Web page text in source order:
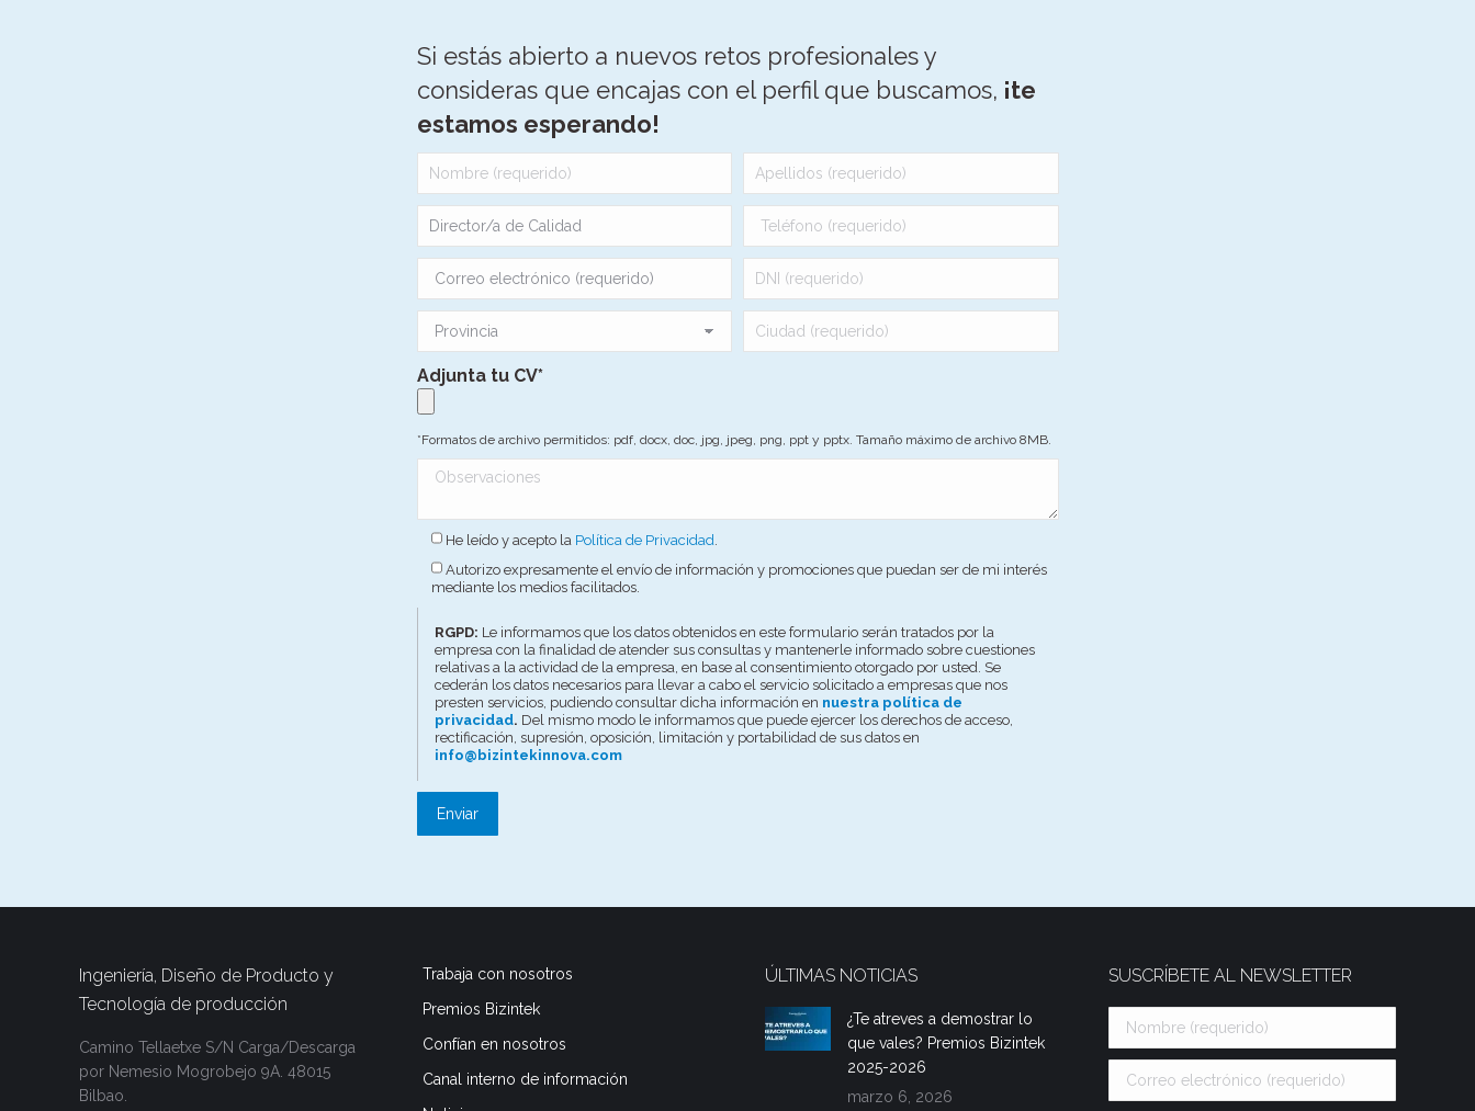
Si estás abierto a nuevos retos profesionales y
consideras que encajas con el perfil que buscamos, ¡te
estamos esperando!
Adjunta tu CV*
*Formatos de archivo permitidos: pdf, docx, doc, jpg, jpeg, png, ppt y pptx. Tamaño máximo de archivo 8MB.
He leído y acepto la Política de Privacidad.
Autorizo expresamente el envío de información y promociones que puedan ser de mi interés
mediante los medios facilitados.
RGPD: Le informamos que los datos obtenidos en este formulario serán tratados por la
empresa con la finalidad de atender sus consultas y mantenerle informado sobre cuestiones
relativas a la actividad de la empresa, en base al consentimiento otorgado por usted. Se
cederán los datos necesarios para llevar a cabo el servicio solicitado a empresas que nos
presten servicios, pudiendo consultar dicha información en nuestra política de
privacidad. Del mismo modo le informamos que puede ejercer los derechos de acceso,
rectificación, supresión, oposición, limitación y portabilidad de sus datos en
info@bizintekinnova.com
Ingeniería, Diseño de Producto y
Tecnología de producción
Camino Tellaetxe S/N Carga/Descarga
por Nemesio Mogrobejo 9A. 48015
Bilbao.
Trabaja con nosotros
Premios Bizintek
Confían en nosotros
Canal interno de información
ÚLTIMAS NOTICIAS
¿Te atreves a demostrar lo
que vales? Premios Bizintek
2025-2026
marzo 6, 2026
SUSCRÍBETE AL NEWSLETTER